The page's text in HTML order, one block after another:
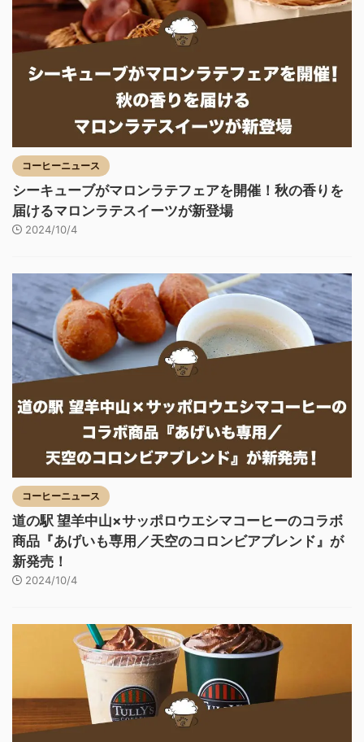
コーヒーニュース
シーキューブがマロンラテフェアを開催！秋の香りを
届けるマロンラテスイーツが新登場
2024/10/4
コーヒーニュース
道の駅 望羊中山×サッポロウエシマコーヒーのコラボ
商品『あげいも専用／天空のコロンビアブレンド』が
新発売！
2024/10/4